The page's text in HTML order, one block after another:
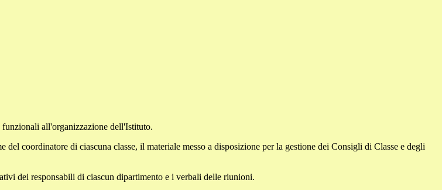
all'organizzazione dell'Istituto.
del coordinatore di ciascuna classe, il materiale messo a disposizione per la gestione dei Consigli di Classe e degli
dei responsabili di ciascun dipartimento e i verbali delle riunioni.